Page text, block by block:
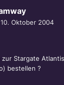
10. Oktober 2004
zur Stargate
bestellen ?